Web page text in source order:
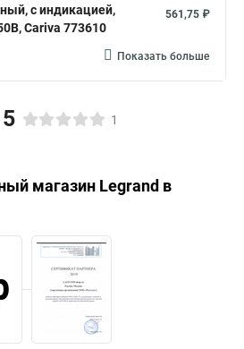
с индикацией,
Cariva 773610
561,75 ₽
Показать больше
5 1
магазин Legrand в